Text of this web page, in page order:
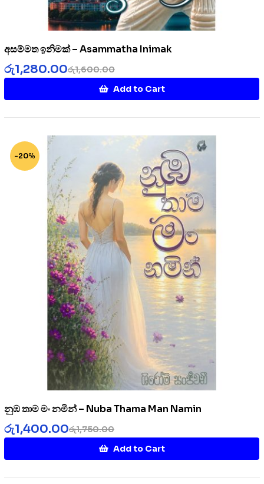
අසම්මත ඉනිමක් – Asammatha Inimak
රු1,600.00
රු1,280.00
Add to Cart
-20%
නුඹ තාම මං නමින් – Nuba Thama Man Namin
රු1,750.00
රු1,400.00
Add to Cart